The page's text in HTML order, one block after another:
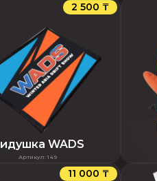
2 500 ₸
WADS
Артикул: 149
11 000 ₸